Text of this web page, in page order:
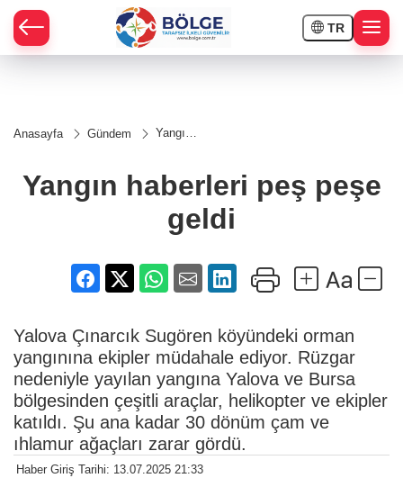
TR
Anasayfa Gündem
Yangın
peşe
geldi
Yangın haberleri peş peşe
geldi
Yalova Çınarcık Sugören köyündeki orman
yangınına ekipler müdahale ediyor. Rüzgar
nedeniyle yayılan yangına Yalova ve Bursa
bölgesinden çeşitli araçlar, helikopter ve ekipler
katıldı. Şu ana kadar 30 dönüm çam ve
ıhlamur ağaçları zarar gördü.
Haber Giriş Tarihi: 13.07.2025 21:33